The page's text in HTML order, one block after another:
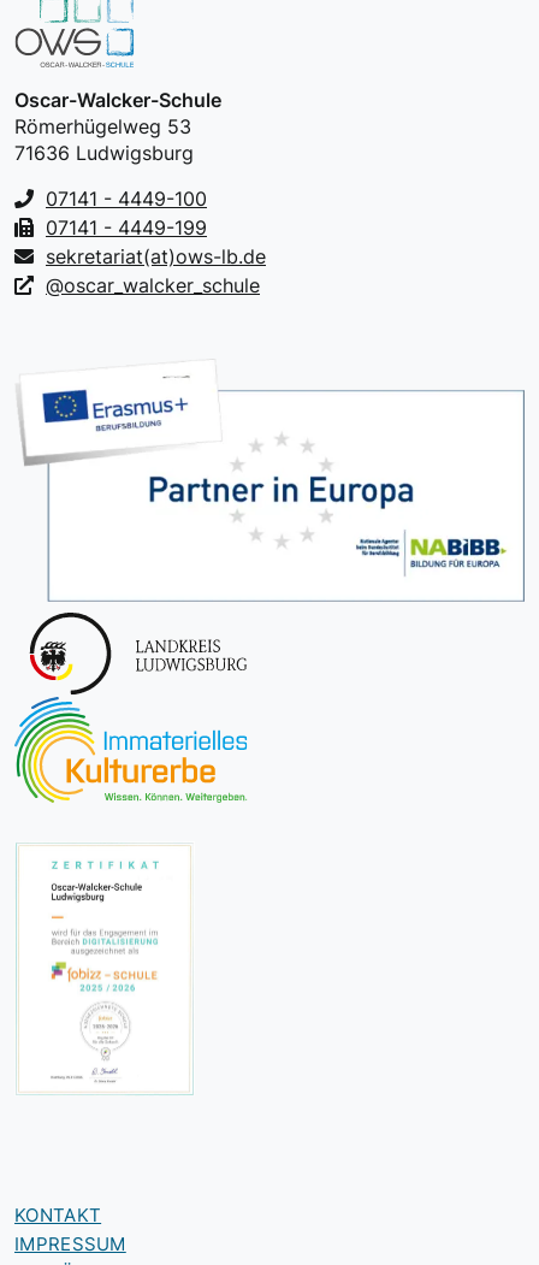
Oscar-Walcker-Schule
Römerhügelweg 53
71636 Ludwigsburg
07141 - 4449-100
07141 - 4449-199
sekretariat(at)ows-lb.de
@oscar_walcker_schule
KONTAKT
IMPRESSUM